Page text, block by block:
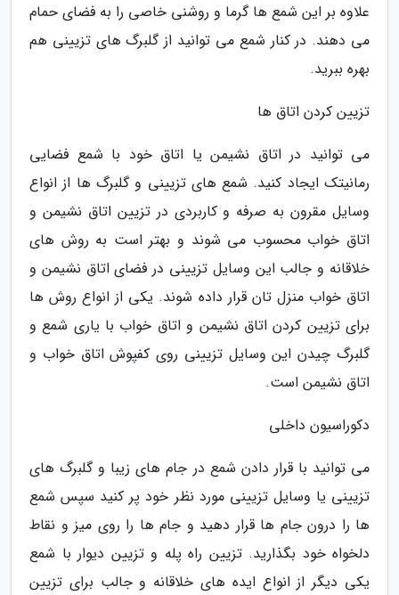
علاوه بر این شمع ها گرما و روشنی خاصی را به فضای حمام
می دهند. در کنار شمع می توانید از گلبرگ های تزیینی هم
بهره ببرید.
تزیین کردن اتاق ها
می توانید در اتاق نشیمن یا اتاق خود با شمع فضایی
رمانیتک ایجاد کنید. شمع های تزیینی و گلبرگ ها از انواع
وسایل مقرون به صرفه و کاربردی در تزیین اتاق نشیمن و
اتاق خواب محسوب می شوند و بهتر است به روش های
خلاقانه و جالب این وسایل تزیینی در فضای اتاق نشیمن و
اتاق خواب منزل تان قرار داده شوند. یکی از انواع روش ها
برای تزیین کردن اتاق نشیمن و اتاق خواب با یاری شمع و
گلبرگ چیدن این وسایل تزیینی روی کفپوش اتاق خواب و
اتاق نشیمن است.
دکوراسیون داخلی
می توانید با قرار دادن شمع در جام های زیبا و گلبرگ های
تزیینی یا وسایل تزیینی مورد نظر خود پر کنید سپس شمع
ها را درون جام ها قرار دهید و جام ها را روی میز و نقاط
دلخواه خود بگذارید. تزیین راه پله و تزیین دیوار با شمع
یکی دیگر از انواع ایده های خلاقانه و جالب برای تزیین